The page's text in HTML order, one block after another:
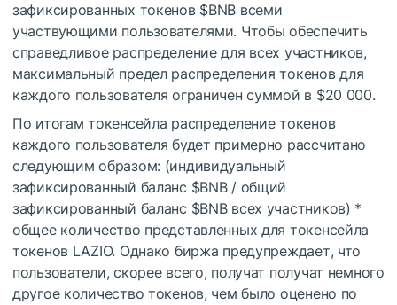
зафиксированных токенов $BNB всеми
участвующими пользователями. Чтобы обеспечить
справедливое распределение для всех участников,
максимальный предел распределения токенов для
каждого пользователя ограничен суммой в $20 000.
По итогам токенсейла распределение токенов
каждого пользователя будет примерно рассчитано
следующим образом: (индивидуальный
зафиксированный баланс $BNB/ общий
зафиксированный баланс $BNBвсех участников) *
общее количество представленных для токенсейла
токенов LAZIO. Однако биржа предупреждает, что
пользователи, скорее всего, получат получат немного
другое количество токенов, чем было оценено по